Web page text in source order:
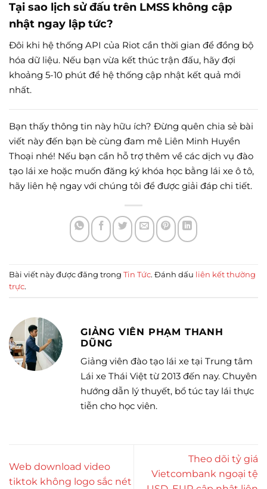
Tại sao lịch sử đấu trên LMSS không cập
nhật ngay lập tức?
Đôi khi hệ thống API của Riot cần thời gian để đồng bộ
hóa dữ liệu. Nếu bạn vừa kết thúc trận đấu, hãy đợi
khoảng 5-10 phút để hệ thống cập nhật kết quả mới
nhất.
Bạn thấy thông tin này hữu ích? Đừng quên chia sẻ bài
viết này đến bạn bè cùng đam mê Liên Minh Huyền
Thoại nhé! Nếu bạn cần hỗ trợ thêm về các dịch vụ đào
tạo lái xe hoặc muốn đăng ký khóa học bằng lái xe ô tô,
hãy liên hệ ngay với chúng tôi để được giải đáp chi tiết.
Bài viết này được đăng trong Tin Tức. Đánh dấu liên kết thường
trực.
GIẢNG VIÊN PHẠM THANH
DŨNG
Giảng viên đào tạo lái xe tại Trung tâm
Lái xe Thái Việt từ 2013 đến nay. Chuyên
hướng dẫn lý thuyết, bổ túc tay lái thực
tiễn cho học viên.
Web download video
tiktok không logo sắc nét
Theo dõi tỷ giá
Vietcombank ngoại tệ